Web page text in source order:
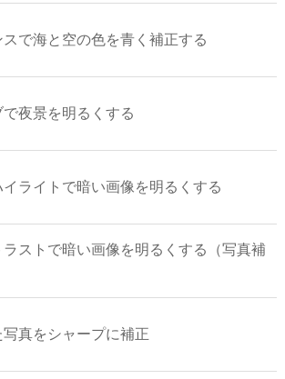
スで海と空の色を青く補正する
で夜景を明るくする
イライトで暗い画像を明るくする
ストで暗い画像を明るくする（写真補
写真をシャープに補正